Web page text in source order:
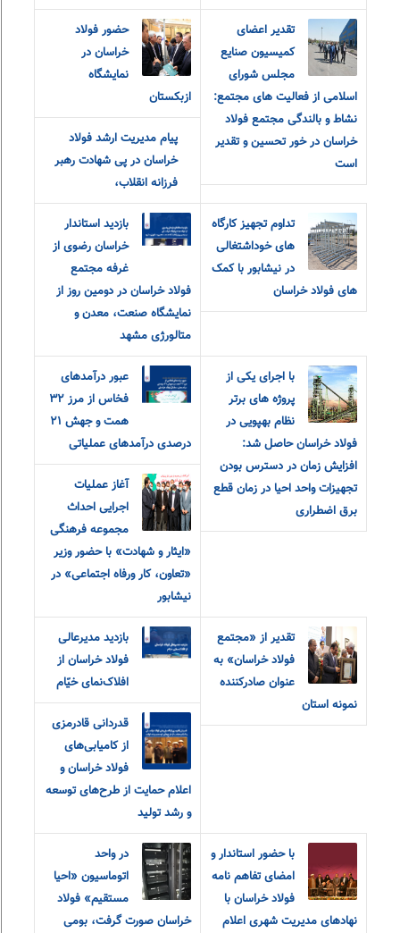
تقدیر اعضای
کمیسیون صنایع
مجلس شورای
اسلامی از فعالیت های مجتمع:
نشاط و بالندگی مجتمع فولاد
خراسان در خور تحسین و تقدیر
است
حضور فولاد
خراسان در
نمایشگاه
ازبکستان
پیام مدیریت ارشد فولاد
خراسان در پی شهادت رهبر
فرزانه انقلاب،
تداوم تجهیز کارگاه
های خوداشتغالی
در نیشابور با کمک
های فولاد خراسان
بازدید استاندار
خراسان رضوی از
غرفه مجتمع
فولاد خراسان در دومین روز از
نمایشگاه صنعت، معدن و
متالورژی مشهد
با اجرای یکی از
پروژه های برتر
نظام بهپویی در
فولاد خراسان حاصل شد:
افزایش زمان در دسترس بودن
تجهیزات واحد احیا در زمان قطع
برق اضطراری
عبور درآمدهای
فخاس از مرز ۳۲
همت و جهش ۲۱
درصدی درآمدهای عملیاتی
آغاز عملیات
اجرایی احداث
مجموعه فرهنگی
«ایثار و شهادت» با حضور وزیر
«تعاون، کار و‌رفاه اجتماعی» در
نیشابور
تقدیر از «مجتمع
فولاد خراسان» به
عنوان صادرکننده
نمونه استان
بازدید مدیرعالی
فولاد خراسان از
افلاک‌نمای خیّام
قدردانی قادرمزی
از کامیابی‌های
فولاد خراسان و
اعلام حمایت از طرح‌های توسعه
و رشد تولید
با حضور استاندار و
امضای تفاهم نامه
فولاد خراسان با
نهادهای مدیریت شهری اعلام
در واحد
اتوماسیون «احیا
مستقیم» فولاد
خراسان صورت گرفت، بومی